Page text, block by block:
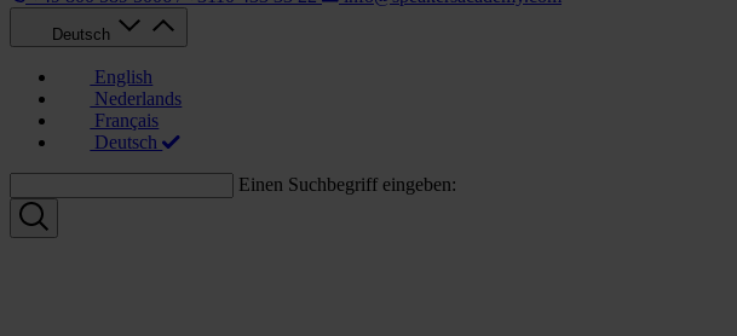
Deutsch
English
Nederlands
Français
Deutsch
Einen Suchbegriff eingeben: